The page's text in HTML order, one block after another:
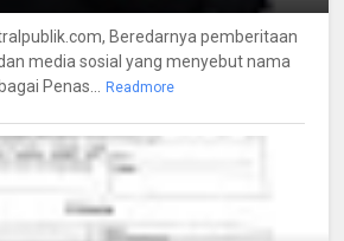
Beredarnya pemberitaan
media sosial yang menyebut nama
Penas...
Readmore